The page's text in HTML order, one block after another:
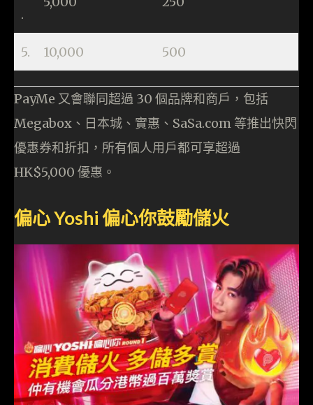
.
5. 10,000 500
PayMe 又會聯同超過 30 個品牌和商戶，包括
Megabox、日本城、實惠、SaSa.com 等推出快閃
優惠券和折扣，所有個人用戶都可享超過
HK$5,000 優惠。
偏心 Yoshi 偏心你鼓勵儲火